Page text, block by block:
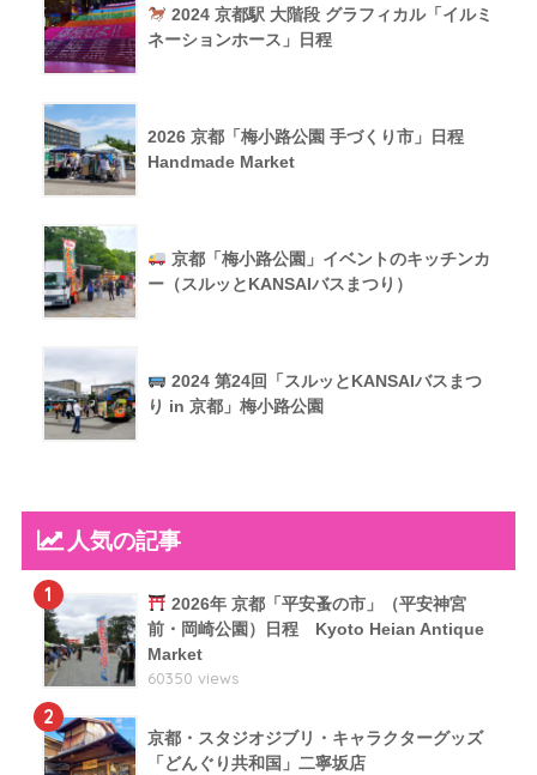
2024 京都駅 大階段 グラフィカル「イルミ
ネーションホース」日程
2026 京都「梅小路公園 手づくり市」日程
Handmade Market
京都「梅小路公園」イベントのキッチンカ
ー（スルッとKANSAIバスまつり）
2024 第24回「スルッとKANSAIバスまつ
り in 京都」梅小路公園
人気の記事
1
2026年 京都「平安蚤の市」（平安神宮
前・岡崎公園）日程 Kyoto Heian Antique
Market
60350 views
2
京都・スタジオジブリ・キャラクターグッズ
「どんぐり共和国」二寧坂店